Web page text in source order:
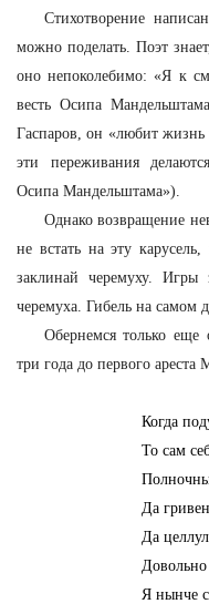
Стихотворение
можно поделать. Поэт
оно непоколебимо: «Я к
весть Осипа
Гаспаров, он «любит
эти переживания
Осипа Мандельштама»).
Однако возвращение
не встать на эту
заклинай черемуху. Игры
черемуха. Гибель на самом
Обернемся только еще
три года до первого
Когда
То сам
Да
Да
Довольно
Я нынче